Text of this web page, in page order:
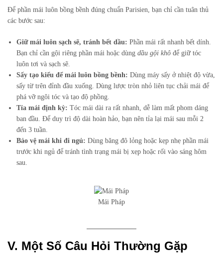
Để phần mái luôn bồng bềnh đúng chuẩn Parisien, bạn chỉ cần tuân thủ
các bước sau:
Giữ mái luôn sạch sẽ, tránh bết dầu: Phần mái rất nhanh bết dính.
Bạn chỉ cần gội riêng phần mái hoặc dùngdầu gội khô để giữ tóc
luôn tơi và sạch sẽ.
Sấy tạo kiểu để mái luôn bồng bềnh: Dùng máy sấy ở nhiệt độ vừa,
sấy từ trên đỉnh đầu xuống. Dùng lược tròn nhỏ liên tục chải mái để
phá vỡ ngôi tóc và tạo độ phồng.
Tỉa mái định kỳ: Tóc mái dài ra rất nhanh, dễ làm mất phom dáng
ban đầu. Để duy trì độ dài hoàn hảo, bạn nên tỉa lại mái sau mỗi 2
đến 3 tuần.
Bảo vệ mái khi đi ngủ: Dùng băng đô lỏng hoặc kẹp nhẹ phần mái
trước khi ngủ để tránh tình trạng mái bị xẹp hoặc rối vào sáng hôm
sau.
Mái Pháp
V. Một Số Câu Hỏi Thường Gặp